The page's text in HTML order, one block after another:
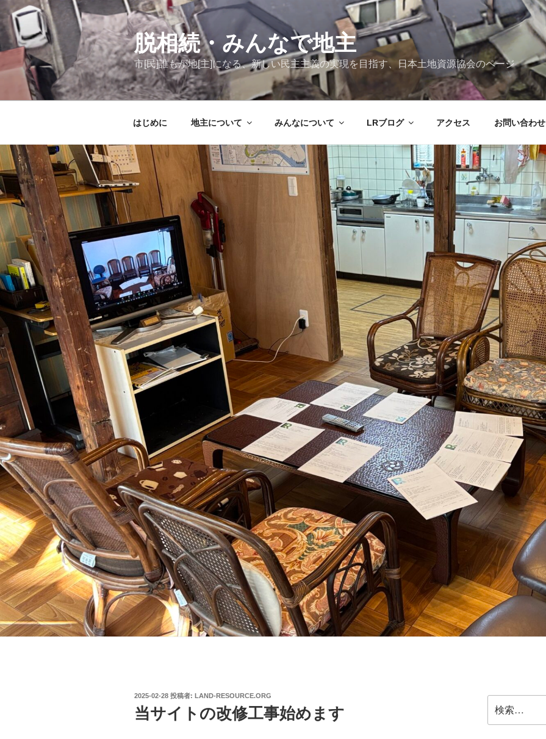
ン
テ
ン
脱相続・みんなで地主
市[民]誰もが地[主]になる、新しい民主主義の実現を目指す、日本土地資源協会のページ
はじめに 地主について みんなについて LRブログ アクセス お問い合わせ
投
日:
2025-02-28 投稿者: LAND-RESOURCE.ORG
当サイトの改修工事始めます
索: